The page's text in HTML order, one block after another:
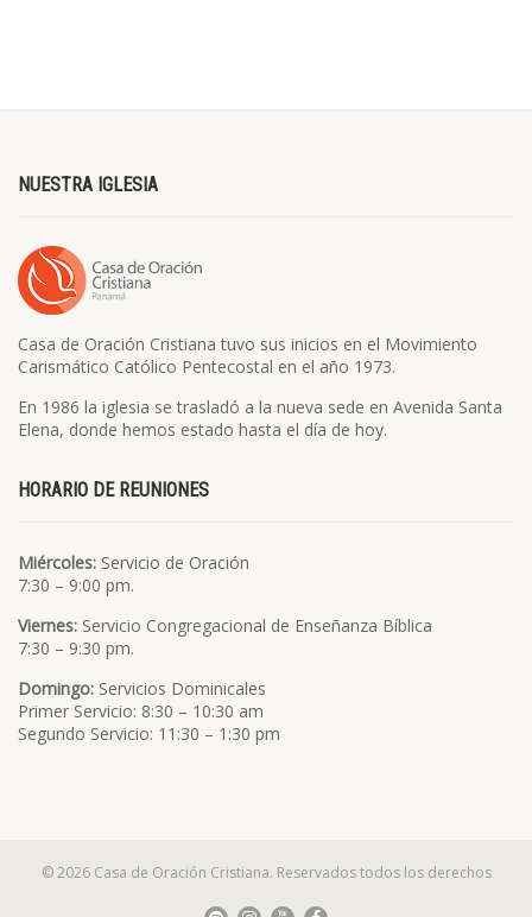
NUESTRA IGLESIA
Casa de Oración Cristiana tuvo sus inicios en el Movimiento
Carismático Católico Pentecostal en el año 1973.
En 1986 la iglesia se trasladó a la nueva sede en Avenida Santa
Elena, donde hemos estado hasta el día de hoy.
HORARIO DE REUNIONES
Miércoles: Servicio de Oración
7:30 – 9:00 pm.
Viernes: Servicio Congregacional de Enseñanza Bíblica
7:30 – 9:30 pm.
Domingo: Servicios Dominicales
Primer Servicio: 8:30 – 10:30 am
Segundo Servicio: 11:30 – 1:30 pm
© 2026 Casa de Oración Cristiana. Reservados todos los derechos